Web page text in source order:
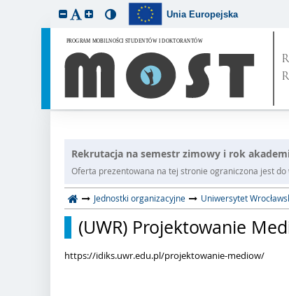
Unia Europejska
Rekrutacja na semestr zimowy i rok
Oferta prezentowana na tej stronie ograniczona jest
Jednostki organizacyjne Uniwersytet
(UWR) Projektowanie
https://idiks.uwr.edu.pl/projektowanie-mediow/